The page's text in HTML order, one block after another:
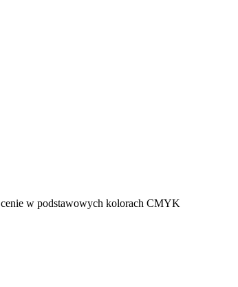
w podstawowych kolorach CMYK